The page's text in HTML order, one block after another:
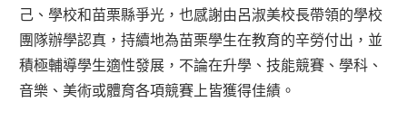
己、學校和苗栗縣爭光，也感謝由呂淑美校長帶領的學校
團隊辦學認真，持續地為苗栗學生在教育的辛勞付出，並
積極輔導學生適性發展，不論在升學、技能競賽、學科、
音樂、美術或體育各項競賽上皆獲得佳績。